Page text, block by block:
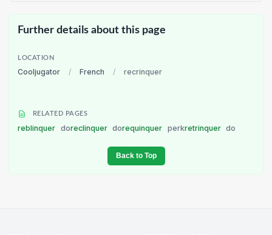
Further details about this page
LOCATION
Cooljugator / French / recrinquer
RELATED PAGES
reblinquer doreclinquer dorequinquer perkretrinquer do
Back to Top